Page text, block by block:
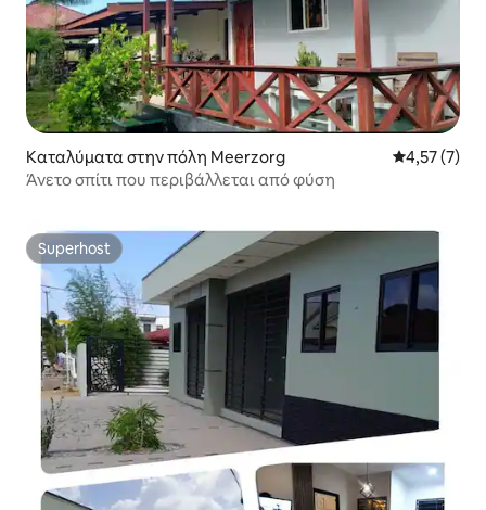
Καταλύματα στην πόλη Meerzorg Μέση
4,57 (7)
Άνετο σπίτι που περιβάλλεται από φύση
Superhost
Superhost